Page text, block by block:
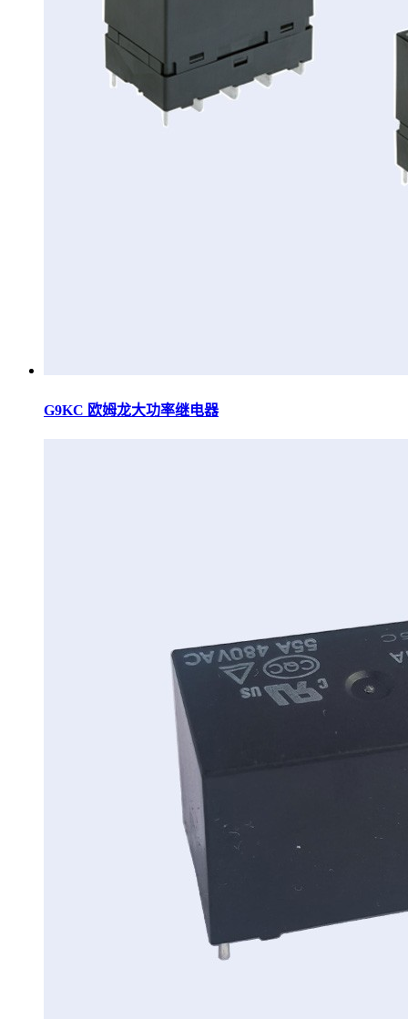
G9KC 欧姆龙大功率继电器